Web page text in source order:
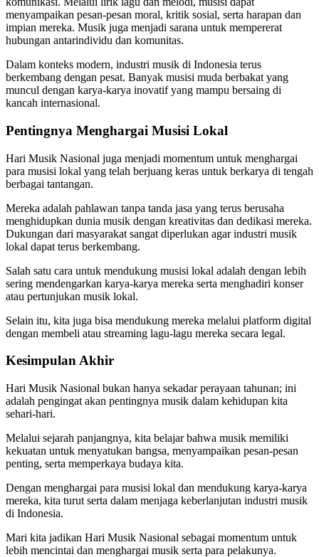
menyampaikan pesan-pesan moral, kritik sosial, serta harapan dan
impian mereka. Musik juga menjadi sarana untuk mempererat
hubungan antarindividu dan komunitas.
Dalam konteks modern, industri musik di Indonesia terus
berkembang dengan pesat. Banyak musisi muda berbakat yang
muncul dengan karya-karya inovatif yang mampu bersaing di
kancah internasional.
Pentingnya Menghargai Musisi Lokal
Hari Musik Nasional juga menjadi momentum untuk menghargai
para musisi lokal yang telah berjuang keras untuk berkarya di tengah
berbagai tantangan.
Mereka adalah pahlawan tanpa tanda jasa yang terus berusaha
menghidupkan dunia musik dengan kreativitas dan dedikasi mereka.
Dukungan dari masyarakat sangat diperlukan agar industri musik
lokal dapat terus berkembang.
Salah satu cara untuk mendukung musisi lokal adalah dengan lebih
sering mendengarkan karya-karya mereka serta menghadiri konser
atau pertunjukan musik lokal.
Selain itu, kita juga bisa mendukung mereka melalui platform digital
dengan membeli atau streaming lagu-lagu mereka secara legal.
Kesimpulan Akhir
Hari Musik Nasional bukan hanya sekadar perayaan tahunan; ini
adalah pengingat akan pentingnya musik dalam kehidupan kita
sehari-hari.
Melalui sejarah panjangnya, kita belajar bahwa musik memiliki
kekuatan untuk menyatukan bangsa, menyampaikan pesan-pesan
penting, serta memperkaya budaya kita.
Dengan menghargai para musisi lokal dan mendukung karya-karya
mereka, kita turut serta dalam menjaga keberlanjutan industri musik
di Indonesia.
Mari kita jadikan Hari Musik Nasional sebagai momentum untuk
lebih mencintai dan menghargai musik serta para pelakunya.